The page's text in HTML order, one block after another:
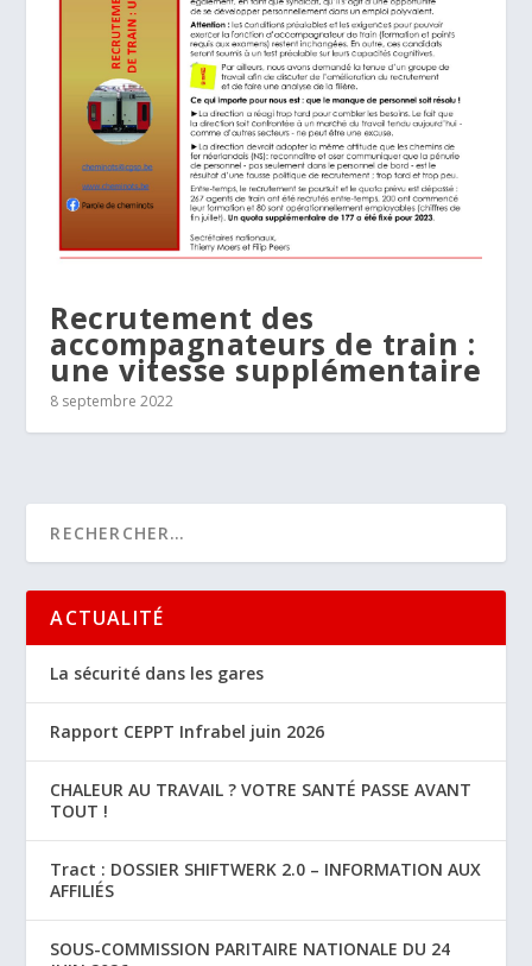
Recrutement des
accompagnateurs de train :
une vitesse supplémentaire
8 septembre 2022
ACTUALITÉ
La sécurité dans les gares
Rapport CEPPT Infrabel juin 2026
CHALEUR AU TRAVAIL ? VOTRE SANTÉ PASSE AVANT
TOUT !
Tract : DOSSIER SHIFTWERK 2.0 – INFORMATION AUX
AFFILIÉS
SOUS-COMMISSION PARITAIRE NATIONALE DU 24